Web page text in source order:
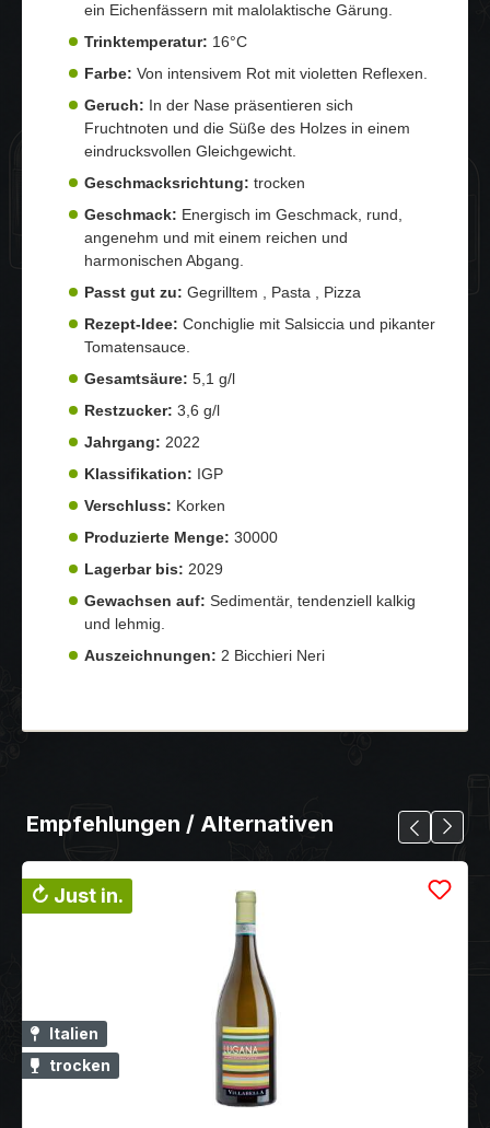
ein Eichenfässern mit malolaktische Gärung.
Trinktemperatur: 16°C
Farbe: Von intensivem Rot mit violetten Reflexen.
Geruch: In der Nase präsentieren sich
Fruchtnoten und die Süße des Holzes in einem
eindrucksvollen Gleichgewicht.
Geschmacksrichtung: trocken
Geschmack: Energisch im Geschmack, rund,
angenehm und mit einem reichen und
harmonischen Abgang.
Passt gut zu: Gegrilltem , Pasta , Pizza
Rezept-Idee: Conchiglie mit Salsiccia und pikanter
Tomatensauce.
Gesamtsäure: 5,1 g/l
Restzucker: 3,6 g/l
Jahrgang: 2022
Klassifikation: IGP
Verschluss: Korken
Produzierte Menge: 30000
Lagerbar bis: 2029
Gewachsen auf: Sedimentär, tendenziell kalkig
und lehmig.
Auszeichnungen: 2 Bicchieri Neri
Empfehlungen / Alternativen
↻ Just in.
Italien
trocken